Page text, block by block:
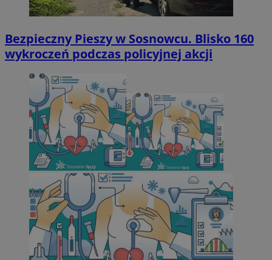
Bezpieczny Pieszy w Sosnowcu. Blisko 160
wykroczeń podczas policyjnej akcji